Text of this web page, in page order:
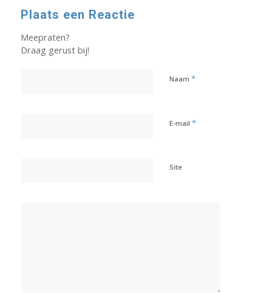
Plaats een Reactie
Meepraten?
Draag gerust bij!
Naam *
E-mail *
Site